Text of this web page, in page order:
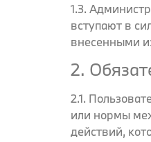
1.3.
вступают в
внесенными
2.
2.1.
или нормы
действий,